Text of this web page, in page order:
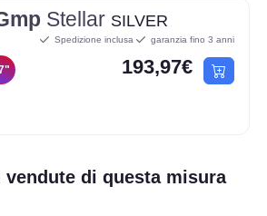
Stellar SILVER
Spedizione inclusa garanzia fino 3 anni
193,97€
vendute di questa misura